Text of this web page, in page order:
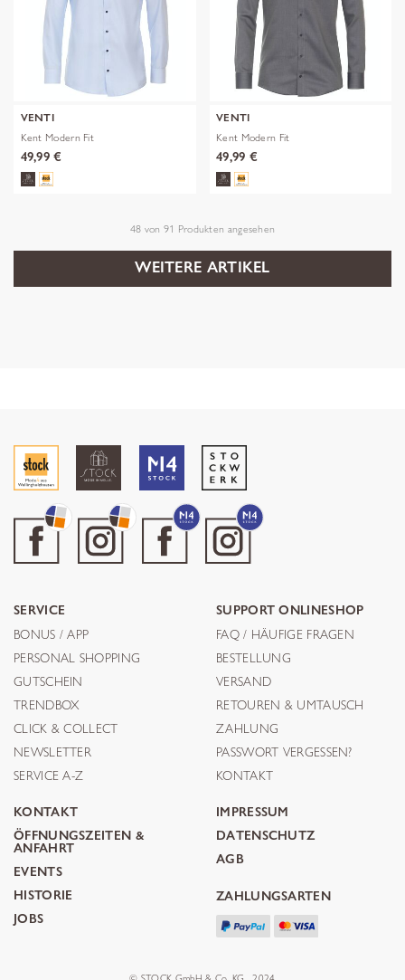
VENTI
Kent Modern Fit
49,99 €
VENTI
Kent Modern Fit
49,99 €
48 von 91 Produkten angesehen
WEITERE ARTIKEL
SERVICE
BONUS / APP
PERSONAL SHOPPING
GUTSCHEIN
TRENDBOX
CLICK & COLLECT
NEWSLETTER
SERVICE A-Z
SUPPORT ONLINESHOP
FAQ / HÄUFIGE FRAGEN
BESTELLUNG
VERSAND
RETOUREN & UMTAUSCH
ZAHLUNG
PASSWORT VERGESSEN?
KONTAKT
KONTAKT
ÖFFNUNGSZEITEN &
ANFAHRT
EVENTS
HISTORIE
JOBS
IMPRESSUM
DATENSCHUTZ
AGB
ZAHLUNGSARTEN